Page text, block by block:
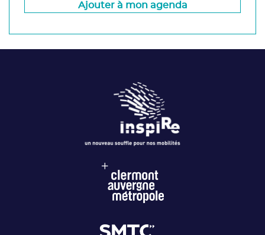
Ajouter à mon agenda